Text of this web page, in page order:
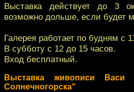
Выставка действует до 3
возможно дольше, если будет
Галерея работает по будням с
В субботу с 12 до 15 часов.
Вход бесплатный.
Выставка живописи
Солнечногорска"